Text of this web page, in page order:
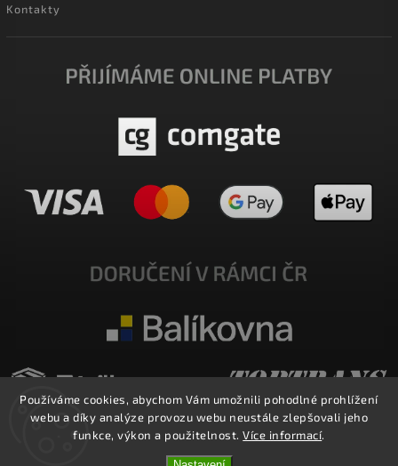
Používáme cookies, abychom Vám umožnili pohodlné prohlížení
webu a díky analýze provozu webu neustále zlepšovali jeho
funkce, výkon a použitelnost.Více informací.
Kontakty